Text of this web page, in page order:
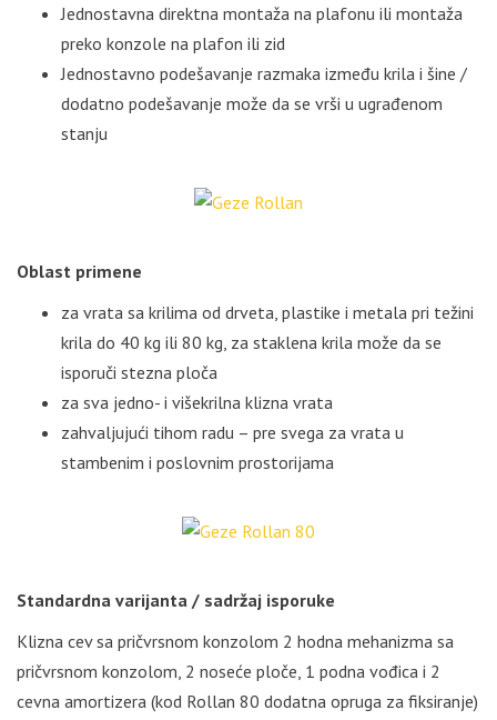
Jednostavna direktna montaža na plafonu ili montaža
preko konzole na plafon ili zid
Jednostavno podešavanje razmaka između krila i šine /
dodatno podešavanje može da se vrši u ugrađenom
stanju
Oblast primene
za vrata sa krilima od drveta, plastike i metala pri težini
krila do 40 kg ili 80 kg, za staklena krila može da se
isporuči stezna ploča
za sva jedno- i višekrilna klizna vrata
zahvaljujući tihom radu – pre svega za vrata u
stambenim i poslovnim prostorijama
Standardna varijanta / sadržaj isporuke
Klizna cev sa pričvrsnom konzolom 2 hodna mehanizma sa
pričvrsnom konzolom, 2 noseće ploče, 1 podna vođica i 2
cevna amortizera (kod Rollan 80 dodatna opruga za fiksiranje)